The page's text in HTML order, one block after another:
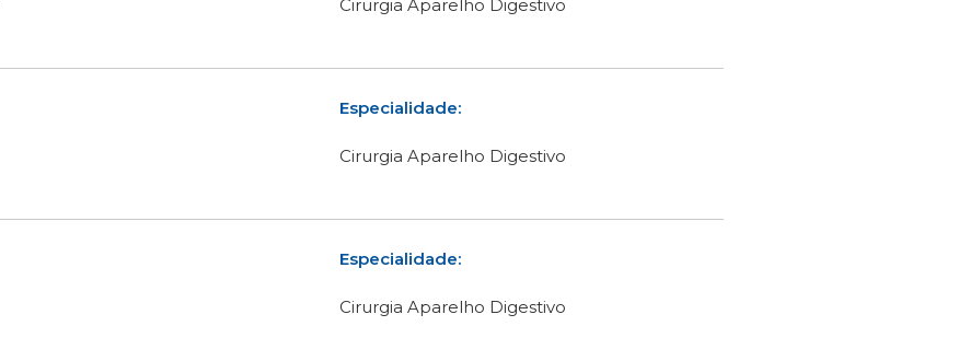
Cirurgia Aparelho Digestivo
Especialidade:
Cirurgia Aparelho Digestivo
Especialidade:
Cirurgia Aparelho Digestivo